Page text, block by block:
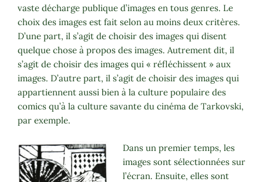
vaste décharge publique d’images en tous genres. Le
choix des images est fait selon au moins deux critères.
D’une part, il s’agit de choisir des images qui disent
quelque chose à propos des images. Autrement dit, il
s’agit de choisir des images qui « réfléchissent » aux
images. D’autre part, il s’agit de choisir des images qui
appartiennent aussi bien à la culture populaire des
comics qu’à la culture savante du cinéma de Tarkovski,
par exemple.
Dans un premier temps, les
images sont sélectionnées sur
l’écran. Ensuite, elles sont